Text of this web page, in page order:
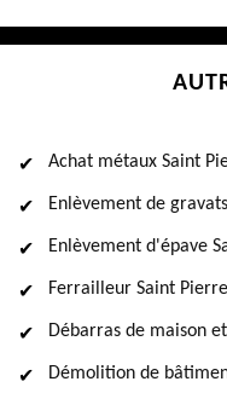
Achat métaux Saint
Enlèvement de
Enlèvement d'épave
Ferrailleur Saint Pierre
Débarras de maison
Démolition de